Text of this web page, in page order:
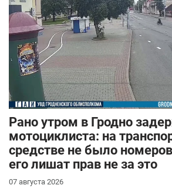
Рано утром в Гродно
мотоциклиста: на
средстве не было
его лишат прав не за это
07 августа 2026